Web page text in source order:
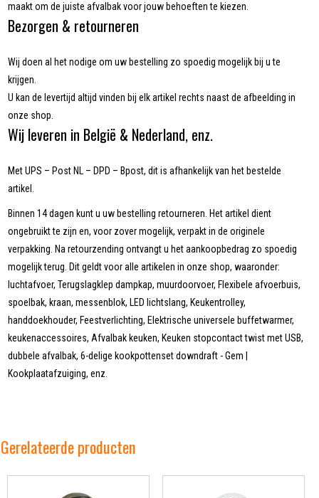
maakt om de juiste afvalbak voor jouw behoeften te kiezen.
Bezorgen & retourneren
Wij doen al het nodige om uw bestelling zo spoedig mogelijk bij u te
krijgen.
U kan de levertijd altijd vinden bij elk artikel rechts naast de afbeelding in
onze shop.
Wij leveren in België & Nederland, enz.
Met UPS – Post NL – DPD – Bpost, dit is afhankelijk van het bestelde
artikel.
Binnen 14 dagen kunt u uw bestelling retourneren. Het artikel dient
ongebruikt te zijn en, voor zover mogelijk, verpakt in de originele
verpakking. Na retourzending ontvangt u het aankoopbedrag zo spoedig
mogelijk terug. Dit geldt voor alle artikelen in onze shop, waaronder:
luchtafvoer, Terugslagklep dampkap, muurdoorvoer, Flexibele afvoerbuis,
spoelbak, kraan, messenblok, LED lichtslang, Keukentrolley,
handdoekhouder, Feestverlichting, Elektrische universele buffetwarmer,
keukenaccessoires, Afvalbak keuken, Keuken stopcontact twist met USB,
dubbele afvalbak, 6-delige kookpottenset downdraft - Gem |
Kookplaatafzuiging, enz.
Gerelateerde producten